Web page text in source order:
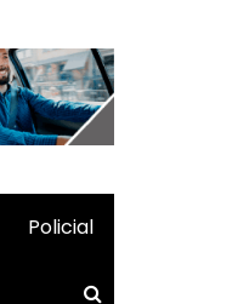
Policial